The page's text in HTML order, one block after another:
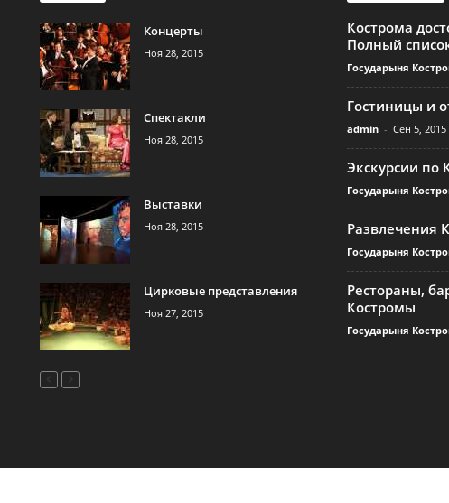
Концерты
Ноя 28, 2015
Спектакли
Ноя 28, 2015
Выставки
Ноя 28, 2015
Цирковые представления
Ноя 27, 2015
Кострома
Полный
Государыня
Гостиницы и
admin - Сен 5, 2015
Экскурсии по
Государыня
Развлечения
Государыня
Рестораны,
Костромы
Государыня